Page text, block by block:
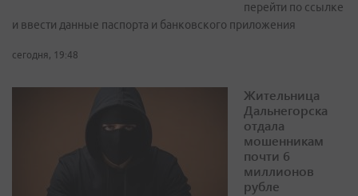
перейти по ссылке
и ввести данные паспорта и банковского приложения
сегодня, 19:48
Жительница
Дальнегорска
отдала
мошенникам
почти 6
миллионов
рубле